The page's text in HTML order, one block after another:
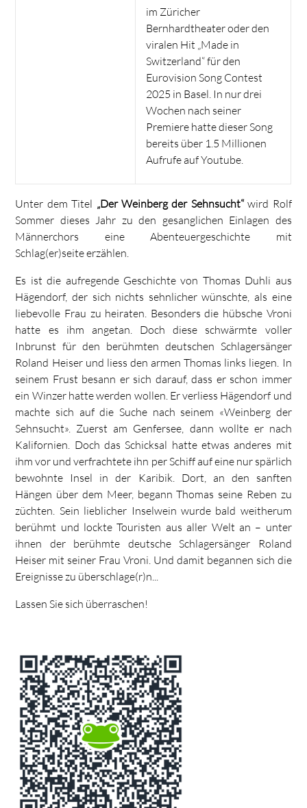
im Züricher
Bernhardtheater oder den
viralen Hit „Made in
Switzerland“ für den
Eurovision Song Contest
2025 in Basel. In nur drei
Wochen nach seiner
Premiere hatte dieser Song
bereits über 1.5 Millionen
Aufrufe auf Youtube.
Unter dem Titel „Der Weinberg der Sehnsucht“wird Rolf
Sommer dieses Jahr zu den gesanglichen Einlagen des
Männerchors eine Abenteuergeschichte mit
Schlag(er)seite erzählen.
Es ist die aufregende Geschichte von Thomas Duhli aus
Hägendorf, der sich nichts sehnlicher wünschte, als eine
liebevolle Frau zu heiraten. Besonders die hübsche Vroni
hatte es ihm angetan. Doch diese schwärmte voller
Inbrunst für den berühmten deutschen Schlagersänger
Roland Heiser und liess den armen Thomas links liegen. In
seinem Frust besann er sich darauf, dass er schon immer
ein Winzer hatte werden wollen. Er verliess Hägendorf und
machte sich auf die Suche nach seinem «Weinberg der
Sehnsucht». Zuerst am Genfersee, dann wollte er nach
Kalifornien. Doch das Schicksal hatte etwas anderes mit
ihm vor und verfrachtete ihn per Schiff auf eine nur spärlich
bewohnte Insel in der Karibik. Dort, an den sanften
Hängen über dem Meer, begann Thomas seine Reben zu
züchten. Sein lieblicher Inselwein wurde bald weitherum
berühmt und lockte Touristen aus aller Welt an – unter
ihnen der berühmte deutsche Schlagersänger Roland
Heiser mit seiner Frau Vroni. Und damit begannen sich die
Ereignisse zu überschlage(r)n...
Lassen Sie sich überraschen!